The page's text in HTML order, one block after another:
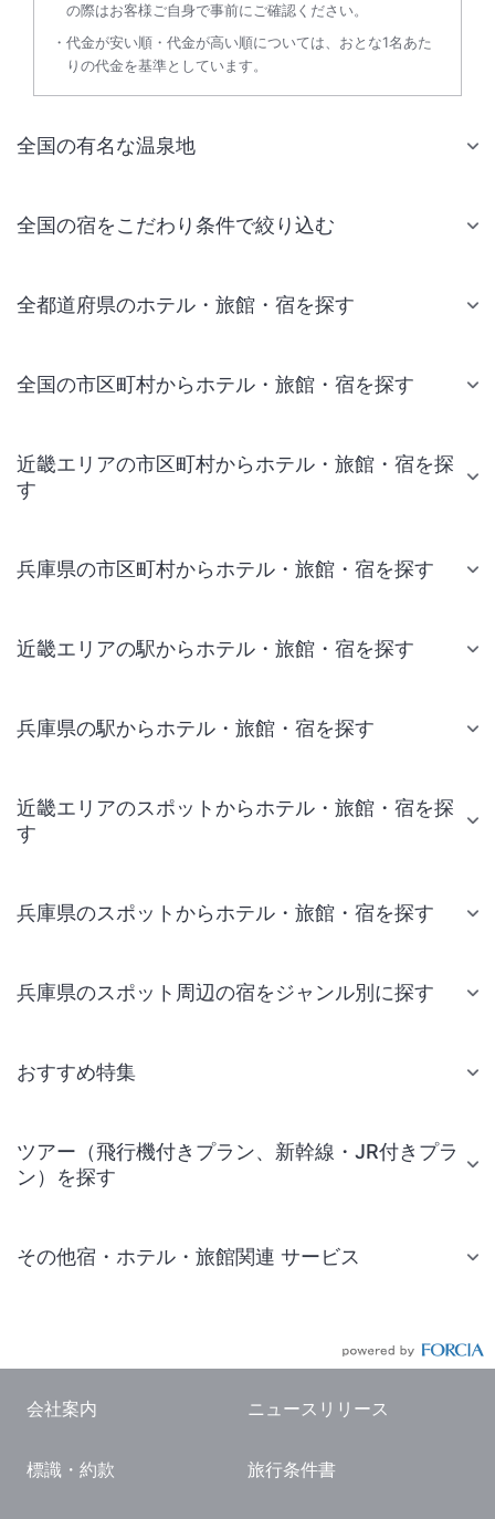
の際はお客様ご自身で事前にご確認ください。
代金が安い順・代金が高い順については、おとな1名あた
りの代金を基準としています。
全国の有名な温泉地
全国の宿をこだわり条件で絞り込む
全都道府県のホテル・旅館・宿を探す
全国の市区町村からホテル・旅館・宿を探す
近畿エリアの市区町村からホテル・旅館・宿を探
す
兵庫県の市区町村からホテル・旅館・宿を探す
近畿エリアの駅からホテル・旅館・宿を探す
兵庫県の駅からホテル・旅館・宿を探す
近畿エリアのスポットからホテル・旅館・宿を探
す
兵庫県のスポットからホテル・旅館・宿を探す
兵庫県のスポット周辺の宿をジャンル別に探す
おすすめ特集
ツアー（飛行機付きプラン、新幹線・JR付きプラ
ン）を探す
その他宿・ホテル・旅館関連 サービス
国内観光ガイド
会社案内 ニュースリリース
標識・約款 旅行条件書